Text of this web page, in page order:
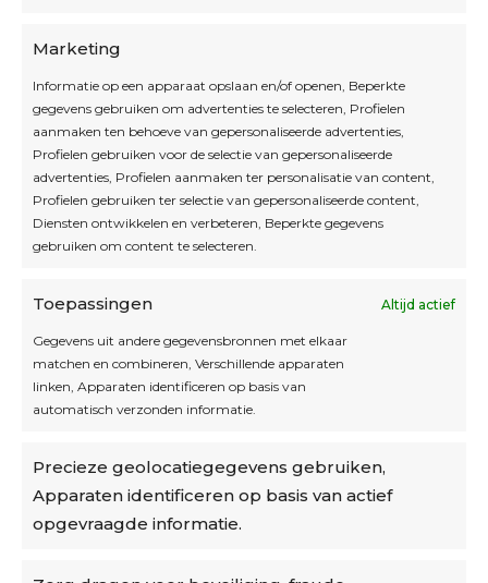
Marketing
Informatie op een apparaat opslaan en/of openen, Beperkte
gegevens gebruiken om advertenties te selecteren, Profielen
aanmaken ten behoeve van gepersonaliseerde advertenties,
Profielen gebruiken voor de selectie van gepersonaliseerde
advertenties, Profielen aanmaken ter personalisatie van content,
Profielen gebruiken ter selectie van gepersonaliseerde content,
Diensten ontwikkelen en verbeteren, Beperkte gegevens
gebruiken om content te selecteren.
Toepassingen Altijd actief
Gegevens uit andere gegevensbronnen met elkaar
matchen en combineren, Verschillende apparaten
linken, Apparaten identificeren op basis van
automatisch verzonden informatie.
Precieze geolocatiegegevens gebruiken,
Apparaten identificeren op basis van actief
opgevraagde informatie.
Blijf op de hoogte
Interesse in leuke kadotips of toffe acties?
Laat dan hier je mailadres achter.
Algemene voorwaarden
Cookiebeleid
Accountinstellingen